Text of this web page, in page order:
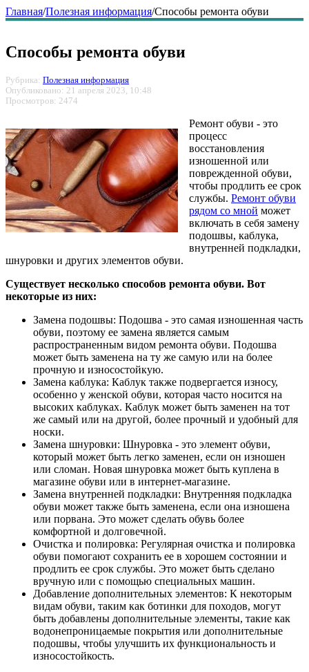
Главная/Полезная информация/Способы ремонта обуви
Способы ремонта обуви
Рубрика: Полезная информация
Опубликовано: 21 апреля 2023, 10:48
Просмотров: 2474
Ремонт обуви - это
процесс
восстановления
изношенной или
поврежденной обуви,
чтобы продлить ее срок
службы. Ремонт обуви
рядом со мной может
включать в себя замену
подошвы, каблука,
внутренней подкладки,
шнуровки и других элементов обуви.
Существует несколько способов ремонта обуви. Вот
некоторые из них:
Замена подошвы: Подошва - это самая изношенная часть
обуви, поэтому ее замена является самым
распространенным видом ремонта обуви. Подошва
может быть заменена на ту же самую или на более
прочную и износостойкую.
Замена каблука: Каблук также подвергается износу,
особенно у женской обуви, которая часто носится на
высоких каблуках. Каблук может быть заменен на тот
же самый или на другой, более прочный и удобный для
носки.
Замена шнуровки: Шнуровка - это элемент обуви,
который может быть легко заменен, если он изношен
или сломан. Новая шнуровка может быть куплена в
магазине обуви или в интернет-магазине.
Замена внутренней подкладки: Внутренняя подкладка
обуви может также быть заменена, если она изношена
или порвана. Это может сделать обувь более
комфортной и долговечной.
Очистка и полировка: Регулярная очистка и полировка
обуви помогают сохранить ее в хорошем состоянии и
продлить ее срок службы. Это может быть сделано
вручную или с помощью специальных машин.
Добавление дополнительных элементов: К некоторым
видам обуви, таким как ботинки для походов, могут
быть добавлены дополнительные элементы, такие как
водонепроницаемые покрытия или дополнительные
подошвы, чтобы улучшить их функциональность и
износостойкость.